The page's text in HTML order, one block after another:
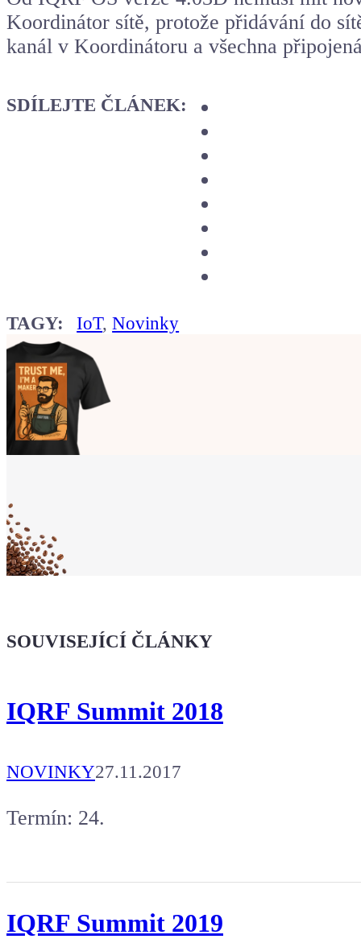
Koordinátor sítě, protože přidávání do
kanál v Koordinátoru a všechna
SDÍLEJTE ČLÁNEK:
TAGY: IoT,Novinky
že jsi Maker!
Koupit tričko
SOUVISEJÍCÍ ČLÁNKY
IQRF Summit 2018
NOVINKY27.11.2017
Termín: 24.
IQRF Summit 2019